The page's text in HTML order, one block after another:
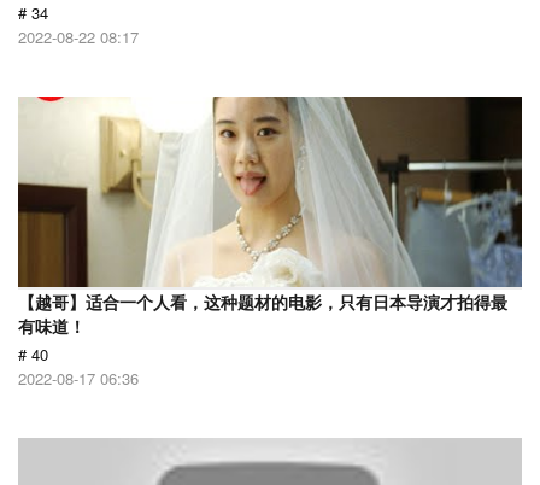
# 34
2022-08-22 08:17
【越哥】适合一个人看，这种题材的电影，只有日本导演才拍得最
有味道！
# 40
2022-08-17 06:36